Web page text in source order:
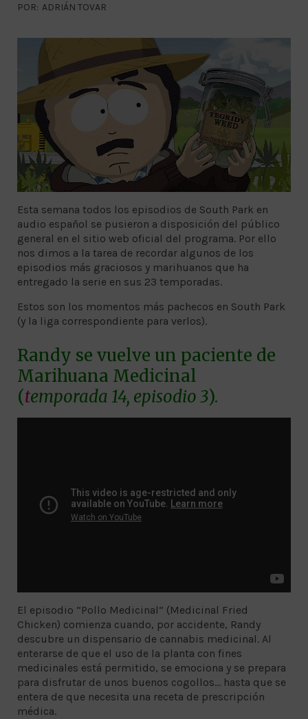
POR: ADRIÁN TOVAR
Esta semana todos los episodios de South Park en
audio español se pusieron a disposición del público
general en el sitio web oficial del programa. Por ello
nos dimos a la tarea de recordar algunos de los
episodios más graciosos y marihuanos que ha
entregado la serie en sus 23 temporadas.
Estos son los momentos más pachecos en South Park
(y la liga correspondiente para verlos).
Randy se vuelve un paciente de
Marihuana Medicinal
(temporada 14, episodio 3).
El episodio “Pollo Medicinal” (Medicinal Fried
Chicken) comienza cuando, por accidente, Randy
descubre un dispensario de cannabis medicinal. Al
enterarse de que el uso de la planta con fines
medicinales está permitido, se emociona y se prepara
para disfrutar de unos buenos cogollos… hasta que se
entera de que necesita una receta de prescripción
médica.